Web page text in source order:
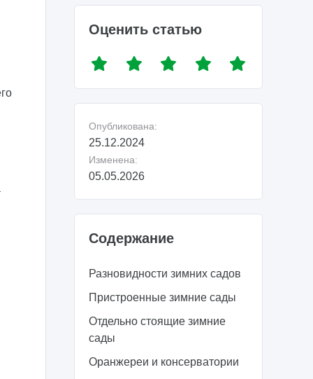
Оценить статью
Опубликована:
25.12.2024
Изменена:
05.05.2026
Содержание
Разновидности зимних садов
Пристроенные зимние сады
Отдельно стоящие зимние
сады
Оранжереи и консерватории